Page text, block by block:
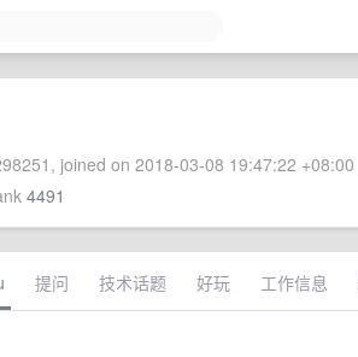
joined on 2018-03-08 19:47:22 +08:00
4491
提问 技术话题 好玩 工作信息